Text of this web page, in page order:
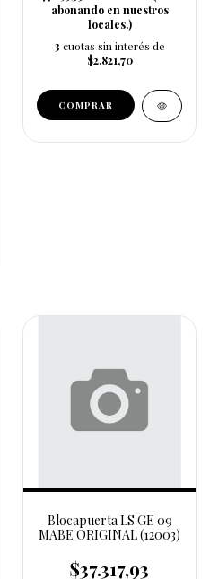
abonando en nuestros
locales.)
3 cuotas sin interés de
$2.821,70
Blocapuerta LS GE 09
MABE ORIGINAL (12003)
$37.317,93